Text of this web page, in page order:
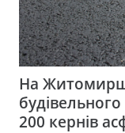
На
200 кернів